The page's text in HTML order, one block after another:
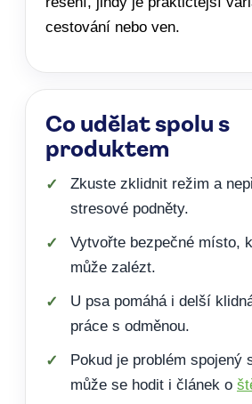
cestování nebo ven.
Co udělat spolu s
produktem
Zkuste zklidnit režim a
stresové podněty.
Vytvořte bezpečné místo,
může zalézt.
U psa pomáhá i delší
práce s odměnou.
Pokud je problém spojený
může se hodit i článek o